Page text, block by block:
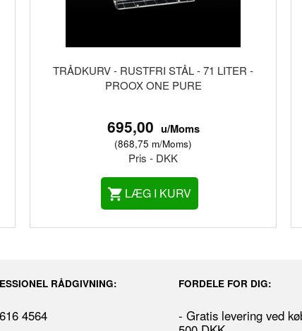
TRÅDKURV - RUSTFRI STÅL - 71 LITER -
PROOX ONE PURE
695,00 u/Moms
(868,75 m/Moms)
Pris - DKK
LÆG I KURV
RÅDGIVNING:
4564
FORDELE FOR DIG:
- Gratis levering ved